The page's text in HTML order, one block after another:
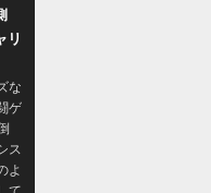
リ
な
ゲ
ス
よ